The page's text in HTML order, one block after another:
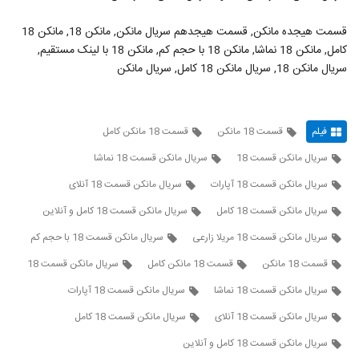
قسمت هیجده مانکن, قسمت هیجدهم سریال مانکن, مانکن 18, مانکن 18
کامل, مانکن 18 نماشا, مانکن 18 با حجم کم, مانکن 18 با لینک مستقیم,
سریال مانکن 18, سریال مانکن 18 کامل, سریال مانکن
فیلم قسمت 18 مانکن
قسمت 18 مانکن کامل
سریال مانکن قسمت 18
سریال مانکن قسمت 18 نماشا
سریال مانکن قسمت 18 آپارات
سریال مانکن قسمت 18 آنلای
سریال مانکن قسمت 18 کامل
سریال مانکن قسمت 18 کامل و آنلاین
سریال مانکن قسمت 18 مریلا زارعی
سریال مانکن قسمت 18 با حجم کم
قسمت 18 مانکن
قسمت 18 مانکن کامل
سریال مانکن قسمت 18
سریال مانکن قسمت 18 نماشا
سریال مانکن قسمت 18 آپارات
سریال مانکن قسمت 18 آنلای
سریال مانکن قسمت 18 کامل
سریال مانکن قسمت 18 کامل و آنلاین